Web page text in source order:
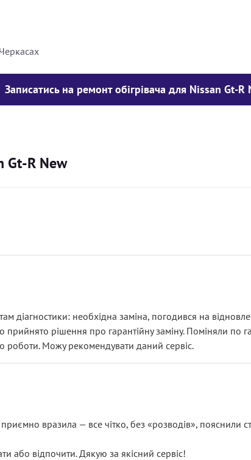
Записатись на ремонт обігрівача для Nissan Gt-R
Gt-R New
діагностики: необхідна заміна, погодився на
прийнято рішення про гарантійну заміну. Поміняли по
роботи. Можу рекомендувати даний сервіс.
вразила — все чітко, без «розводів», пояснили
або відпочити. Дякую за якісний сервіс!